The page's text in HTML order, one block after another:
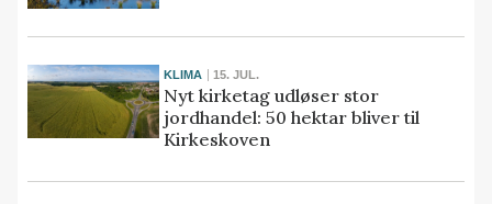
KLIMA 15. JUL.
Nyt kirketag udløser stor
jordhandel: 50 hektar bliver til
Kirkeskoven